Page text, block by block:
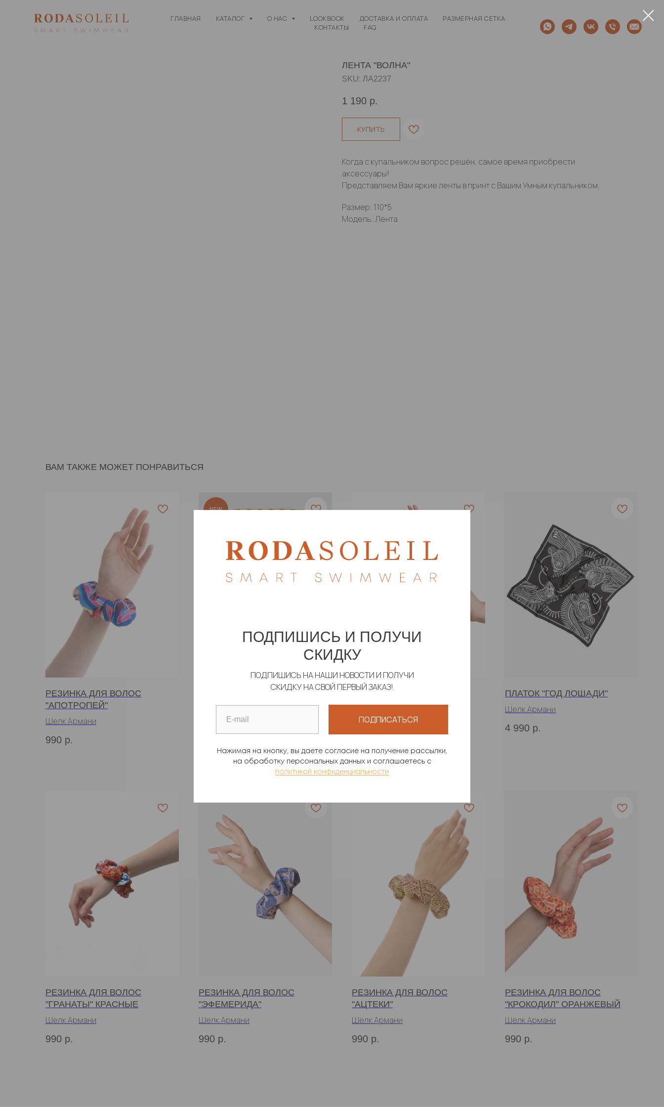
ГЛАВНАЯ КАТАЛОГ О НАС LOOKBOOK ДОСТАВКА И ОПЛАТА
РАЗМЕРНАЯ СЕТКА
КОНТАКТЫ
FAQ
ЛЕНТА "ВОЛНА"
SKU: ЛА2237
1 190 р.
КУПИТЬ
Когда с купальником вопрос решён, самое время приобрести
аксессуары!
Представляем Вам яркие ленты в принт с Вашим Умным купальником.
Размер: 110*5
Модель: Лента
ВАМ ТАКЖЕ МОЖЕТ ПОНРАВИТЬСЯ
РЕЗИНКА ДЛЯ ВОЛОС
"АПОТРОПЕЙ"
Шелк Армани
990 р.
NEW
ПОЛОТЕНЦЕ "КРЕСТИКИ-
НОЛИКИ"
ПЛАТОК "ГОД ЛОШАДИ"
Шелк Армани
4 990 р.
РЕЗИНКА ДЛЯ ВОЛОС
"ГРАНАТЫ" КРАСНЫЕ
Шелк Армани
990 р.
РЕЗИНКА ДЛЯ ВОЛОС
"ЭФЕМЕРИДА"
Шелк Армани
990 р.
РЕЗИНКА ДЛЯ ВОЛОС
"АЦТЕКИ"
Шелк Армани
990 р.
РЕЗИНКА ДЛЯ ВОЛОС
"КРОКОДИЛ" ОРАНЖЕВЫЙ
Шелк Армани
990 р.
ПОДПИШИСЬ И ПОЛУЧИ
СКИДКУ
ПОДПИШИСЬ НА НАШИ НОВОСТИ И ПОЛУЧИ
СКИДКУ НА СВОЙ ПЕРВЫЙ ЗАКАЗ!
ПОДПИСАТЬСЯ
Нажимая на кнопку, вы даете согласие на получение рассылки,
на обработку персональных данных и соглашаетесь c
политикой конфиденциальности